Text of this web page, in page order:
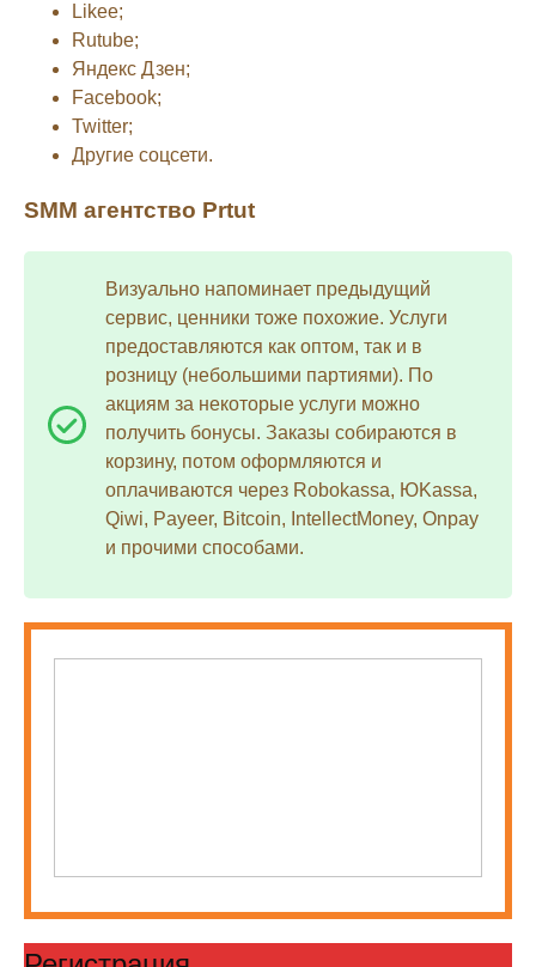
Likee;
Rutube;
Яндекс Дзен;
Facebook;
Twitter;
Другие соцсети.
SMM агентство Prtut
Визуально напоминает предыдущий
сервис, ценники тоже похожие. Услуги
предоставляются как оптом, так и в
розницу (небольшими партиями). По
акциям за некоторые услуги можно
получить бонусы. Заказы собираются в
корзину, потом оформляются и
оплачиваются через Robokassa, ЮKassa,
Qiwi, Payeer, Bitcoin, IntellectMoney, Onpay
и прочими способами.